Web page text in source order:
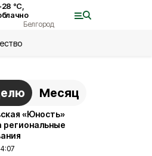
28 °С,
Белгород
Месяц
«Юность»
региональные